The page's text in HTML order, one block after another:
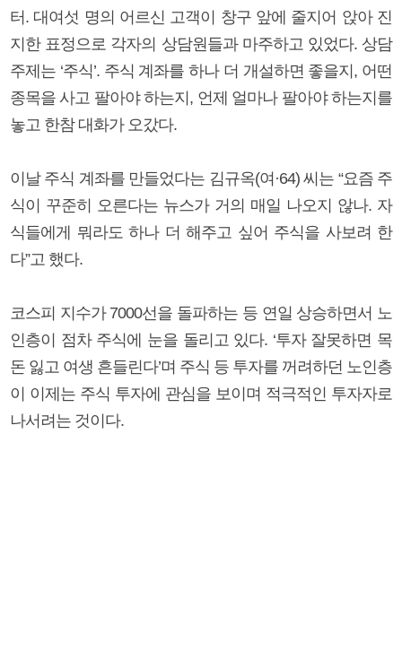
터. 대여섯 명의 어르신 고객이 창구 앞에 줄지어 앉아 진
지한 표정으로 각자의 상담원들과 마주하고 있었다. 상담
주제는 ‘주식’. 주식 계좌를 하나 더 개설하면 좋을지, 어떤
종목을 사고 팔아야 하는지, 언제 얼마나 팔아야 하는지를
놓고 한참 대화가 오갔다.
이날 주식 계좌를 만들었다는 김규옥(여·64) 씨는 “요즘 주
식이 꾸준히 오른다는 뉴스가 거의 매일 나오지 않나. 자
식들에게 뭐라도 하나 더 해주고 싶어 주식을 사보려 한
다”고 했다.
코스피 지수가 7000선을 돌파하는 등 연일 상승하면서 노
인층이 점차 주식에 눈을 돌리고 있다. ‘투자 잘못하면 목
돈 잃고 여생 흔들린다’며 주식 등 투자를 꺼려하던 노인층
이 이제는 주식 투자에 관심을 보이며 적극적인 투자자로
나서려는 것이다.